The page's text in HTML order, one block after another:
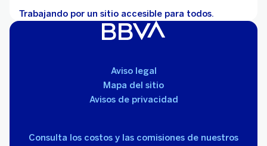
Trabajando por un sitio accesible para todos.
Aviso legal
Mapa del sitio
Avisos de privacidad
Consulta los costos y las comisiones de nuestros